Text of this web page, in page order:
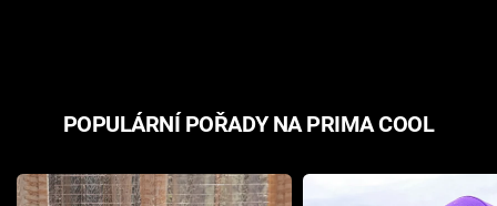
POPULÁRNÍ POŘADY NA PRIMA COOL